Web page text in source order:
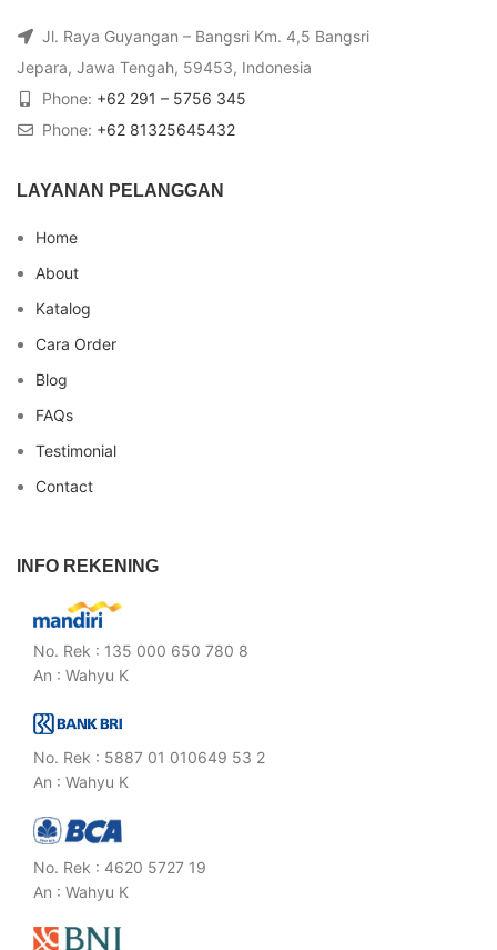
Jl. Raya Guyangan – Bangsri Km. 4,5 Bangsri
Jepara, Jawa Tengah, 59453, Indonesia
Phone: +62 291 – 5756 345
Phone: +62 81325645432
LAYANAN PELANGGAN
Home
About
Katalog
Cara Order
Blog
FAQs
Testimonial
Contact
INFO REKENING
No. Rek : 135 000 650 780 8
An : Wahyu K
No. Rek : 5887 01 010649 53 2
An : Wahyu K
No. Rek : 4620 5727 19
An : Wahyu K